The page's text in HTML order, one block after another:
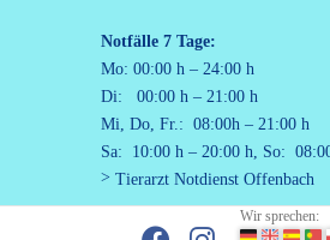
Notfälle 7 Tage:
Mo: 00:00 h – 24:00 h
Di: 00:00 h – 21:00 h
Mi, Do, Fr.: 08:00h – 21:00 h
Sa: 10:00 h – 20:00 h, So:
Tierarzt Notdienst Offenbach
Wir sprechen: